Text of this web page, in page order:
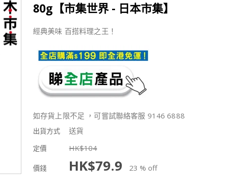
80g【市集世界 - 日本市集】
經典美味 百搭料理之王！
如存貨上限不足 ，可嘗試聯絡客服 9146 6888
出貨方式 送貨
定價 HK$104
價錢 HK$79.9 23 % off